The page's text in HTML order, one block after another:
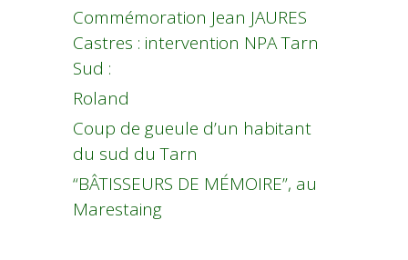
Commémoration Jean JAURES
Castres : intervention NPA Tarn
Sud :
Roland
Coup de gueule d’un habitant
du sud du Tarn
“BÂTISSEURS DE MÉMOIRE”, au
Marestaing